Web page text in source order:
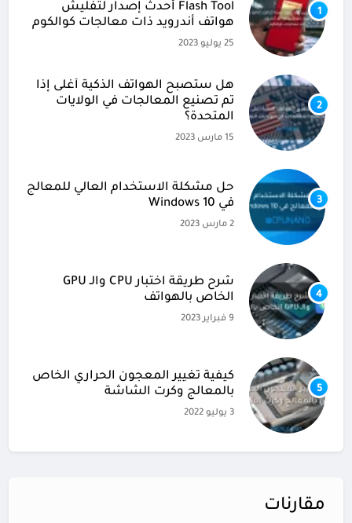
1
Flash Tool أحدث إصدار لتفليش
هواتف أندرويد ذات معالجات كوالكوم
25 يوليو 2023
2
هل ستصبح الهواتف الذكية أغلى إذا
تم تصنيع المعالجات في الولايات
المتحدة؟
15 مارس 2023
3
حل مشكلة الاستخدام العالي للمعالج
في Windows 10
2 مارس 2023
4
شرح طريقة اختبار CPU والـ GPU
الخاص بالهواتف
9 فبراير 2023
5
كيفية تغيير المعجون الحراري الخاص
بالمعالج وكرت الشاشة
3 يوليو 2022
مقارنات